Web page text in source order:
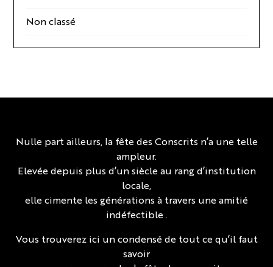
Non classé
Nulle part ailleurs, la fête des Conscrits n’a une telle
ampleur.
Elevée depuis plus d’un siècle au rang d’institution
locale,
elle cimente les générations à travers une amitié
indéfectible .
Vous trouverez ici un condensé de tout ce qu’il faut
savoir